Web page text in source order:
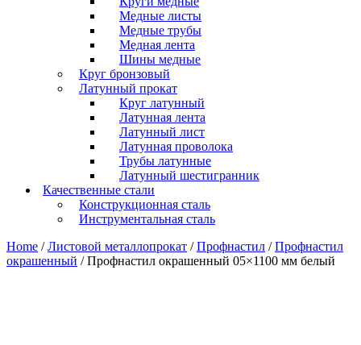
Медные листы
Медные трубы
Медная лента
Шины медные
Круг бронзовый
Латунный прокат
Круг латунный
Латунная лента
Латунный лист
Латунная проволока
Трубы латунные
Латунный шестигранник
Качественные стали
Конструкционная сталь
Инструментальная сталь
Home /Листовой металлопрокат /Профнастил /Профнастил
окрашенный / Профнастил окрашенный 05×1100 мм белый